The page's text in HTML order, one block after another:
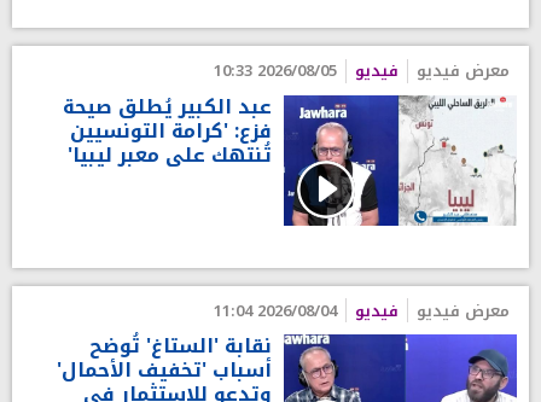
معرض فيديو فيديو 2026/08/05 10:33
عبد الكبير يُطلق صيحة
فزع: 'كرامة التونسيين
تُنتهك على معبر ليبيا'
معرض فيديو فيديو 2026/08/04 11:04
نقابة 'الستاغ' تُوضح
أسباب 'تخفيف الأحمال'
وتدعو للاستثمار في